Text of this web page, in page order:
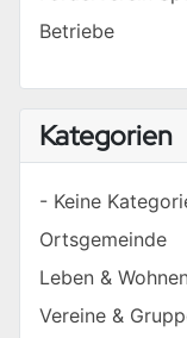
Betriebe
Kategorien
- Keine
Ortsgemeinde
Leben & Wohnen
Vereine &